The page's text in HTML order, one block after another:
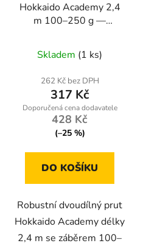
Hokkaido Academy 2,4
m 100–250 g —
Skladem (1 ks)
262 Kč bez DPH
317 Kč
428 Kč
(–25 %)
DO KOŠÍKU
Robustní dvoudílný prut
Hokkaido Academy délky
2,4 m se záběrem 100–